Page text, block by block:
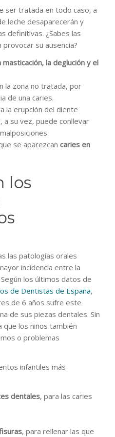
ser tratada en todo caso, a
leche desaparecerán y
definitivas. ¿Sabes las
su ausencia?
la deglución y el
la zona no tratada, por
de una caries.
la erupción del diente
a su vez, puede conllevar
se aparezcan caries en
los
las patologías orales
incidencia entre la
los últimos datos de
de Dentistas de España,
de 6 años sufre este
de sus piezas dentales. Sin
que los niños también
o problemas
infantiles más
dentales, para las caries
, para rellenar las que